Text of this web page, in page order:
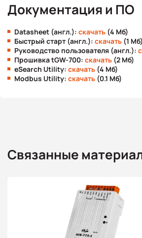
Документация и ПО
Datasheet (англ.): скачать (4 Мб)
Быстрый старт (англ.): скачать (1 Мб)
Руководство пользователя (англ.):
Прошивка tGW-700: скачать (2 Мб)
eSearch Utility: скачать (4 Мб)
Modbus Utility: скачать (0.1 Мб)
Связанные